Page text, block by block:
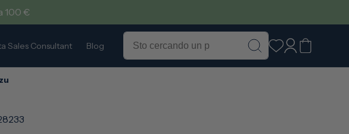
100 €
Sales Consultant Blog Accedi
Carrello